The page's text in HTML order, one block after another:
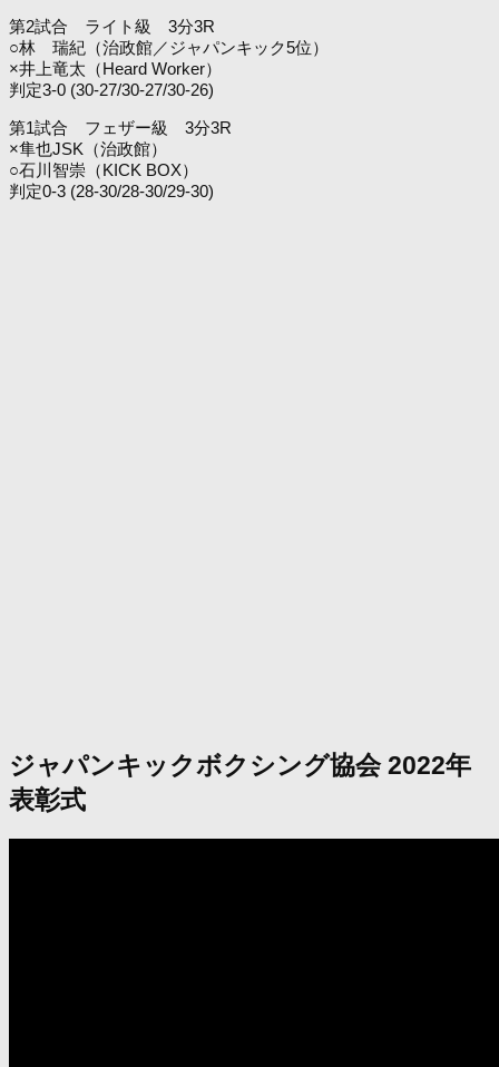
第2試合 ライト級 3分3R
○林 瑞紀（治政館／ジャパンキック5位）
×井上竜太（Heard Worker）
判定3-0 (30-27/30-27/30-26)
第1試合 フェザー級 3分3R
×隼也JSK（治政館）
○石川智崇（KICK BOX）
判定0-3 (28-30/28-30/29-30)
ジャパンキックボクシング協会 2022年
表彰式